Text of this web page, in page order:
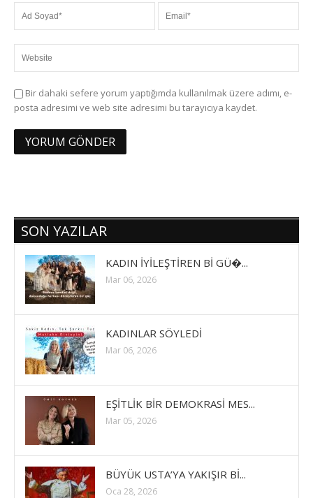
Bir dahaki sefere yorum yaptığımda kullanılmak üzere adımı, e-
posta adresimi ve web site adresimi bu tarayıcıya kaydet.
SON YAZILAR
KADIN İYİLEŞTİREN Bİ GÜ�...
Mar 06, 2026
KADINLAR SÖYLEDİ
Mar 06, 2026
EŞİTLİK BİR DEMOKRASİ MES...
Mar 05, 2026
BÜYÜK USTA’YA YAKIŞIR Bİ...
Oca 28, 2026